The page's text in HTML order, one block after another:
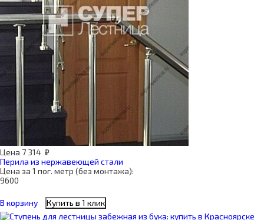
Цена 7 314 ₽
Перила из нержавеющей стали
Цена за 1 пог. метр (без монтажа):
9600
В корзину Купить в 1 клик